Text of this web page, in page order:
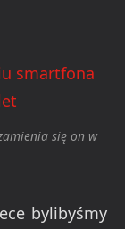
się on w
bylibyśmy